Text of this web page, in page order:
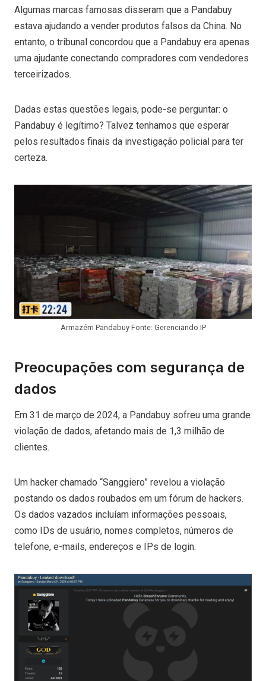
Algumas marcas famosas disseram que a Pandabuy
estava ajudando a vender produtos falsos da China. No
entanto, o tribunal concordou que a Pandabuy era apenas
uma ajudante conectando compradores com vendedores
terceirizados.
Dadas estas questões legais, pode-se perguntar: o
Pandabuy é legítimo? Talvez tenhamos que esperar
pelos resultados finais da investigação policial para ter
certeza.
Armazém Pandabuy Fonte: Gerenciando IP
Preocupações com segurança de
dados
Em 31 de março de 2024, a Pandabuy sofreu uma grande
violação de dados, afetando mais de 1,3 milhão de
clientes.
Um hacker chamado “Sanggiero” revelou a violação
postando os dados roubados em um fórum de hackers.
Os dados vazados incluíam informações pessoais,
como IDs de usuário, nomes completos, números de
telefone, e-mails, endereços e IPs de login.